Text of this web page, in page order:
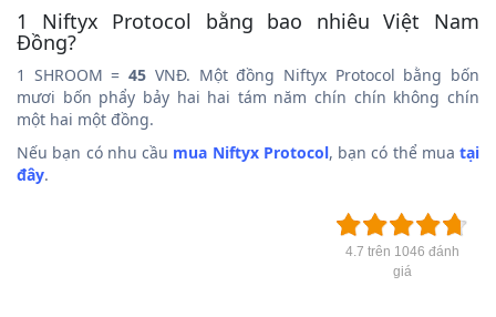
1 Niftyx Protocol bằng bao nhiêu Việt Nam
Đồng?
1 SHROOM =45 VNĐ. Một đồng Niftyx Protocol bằng bốn
mươi bốn phẩy bảy hai hai tám năm chín chín không chín
một hai một đồng.
Nếu bạn có nhu cầu mua Niftyx Protocol, bạn có thể mua tại
đây.
4.7 trên 1046 đánh
giá